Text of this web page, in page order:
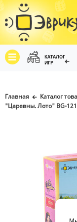
КАТАЛОГ
ИГР
Главная Каталог
"Царевны. Лото" BG-